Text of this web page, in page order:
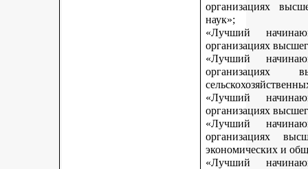
организациях
наук»;
«Лучший
организациях
«Лучший
организациях
«Лучший
организациях
«Лучший
организациях
экономических и
«Лучший